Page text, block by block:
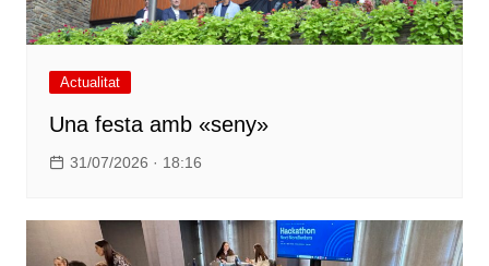
Actualitat
Una festa amb «seny»
31/07/2026 · 18:16